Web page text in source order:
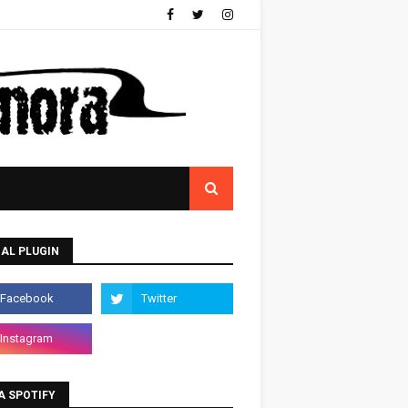
PLUGIN
SPOTIFY